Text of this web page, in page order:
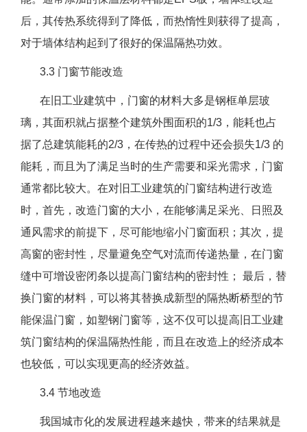
后，其传热系统得到了降低，而热惰性则获得了提高，
对于墙体结构起到了很好的保温隔热功效。
3.3 门窗节能改造
在旧工业建筑中，门窗的材料大多是钢框单层玻
璃，其面积就占据整个建筑外围面积的1/3，能耗也占
据了总建筑能耗的2/3，在传热的过程中还会损失1/3 的
能耗，而且为了满足当时的生产需要和采光需求，门窗
通常都比较大。在对旧工业建筑的门窗结构进行改造
时，首先，改造门窗的大小，在能够满足采光、日照及
通风需求的前提下，尽可能地缩小门窗面积；其次，提
高窗的密封性，尽量避免空气对流而传递热量，在门窗
缝中可增设密闭条以提高门窗结构的密封性； 最后，替
换门窗的材料，可以将其替换成新型的隔热断桥型的节
能保温门窗，如塑钢门窗等，这不仅可以提高旧工业建
筑门窗结构的保温隔热性能，而且在改造上的经济成本
也较低，可以实现更高的经济效益。
3.4 节地改造
我国城市化的发展进程越来越快，带来的结果就是